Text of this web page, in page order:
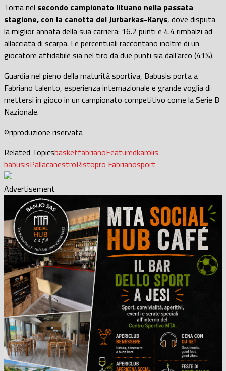
Torna nel secondo campionato lituano nella passata
stagione, con la canotta del Jurbarkas-Karys, dove disputa
la miglior annata della sua carriera: 16.2 punti e 4.4 rimbalzi ad
allacciata di scarpa. Le percentuali raccontano inoltre di un
giocatore affidabile sia nel tiro da due punti sia dall’arco (41%).
Guardia nel pieno della maturità sportiva, Babusis porta a
Fabriano talento, esperienza internazionale e grande voglia di
mettersi in gioco in un campionato competitivo come la Serie B
Nazionale.
©riproduzione riservata
Related TopicsbasketfabrianoFeaturedkarolis
babusisPallacanestroRistopro Fabrianosport
Advertisement